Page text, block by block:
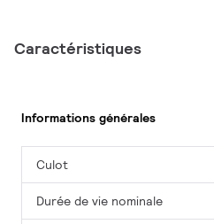
Caractéristiques
Informations générales
Culot
Durée de vie nominale